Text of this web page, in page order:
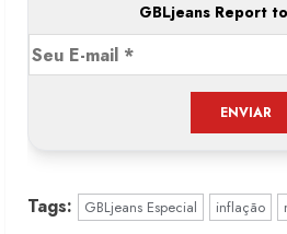
GBLjeans Report
Tags: GBLjeans Especial inflação